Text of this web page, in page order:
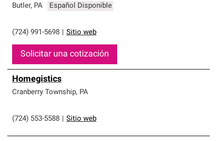
Butler, PA Español Disponible
(724) 991-5698 Sitio web
Solicitar una cotización
Homegistics
Cranberry Township, PA
(724) 553-5588 Sitio web